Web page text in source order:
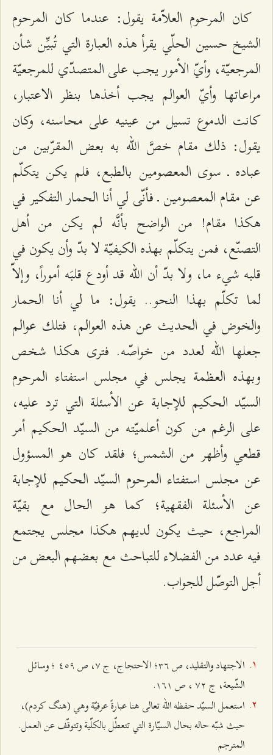
كان المرحوم العلاّمة يقول: عندما كان المرحوم
الشيخ حسين الحلّي يقرأ هذه العبارة التي تُبيِّن شأن
المرجعيّة، وأيّ الأمور يجب على المتصدّي للمرجعيّة
مراعاتها وأيّ العوالم يجب أخذها بنظر الاعتبار،
كانت الدموع تسيل من عينيه على محاسنه، وكان
يقول: ذلك مقام خصَّ الله به بعض المقرّبين من
عباده ـ سوى المعصومين بالطبع، فلم يكن يتكلّم
عن مقام المعصومين ـ فأنّى لي أنا الحمار التفكير في
هكذا مقام! من الواضح بأنَّه لم يكن من أهل
التصنّع، فمن يتكلّم بهذه الكيفيّة لا بدّ وأن يكون في
قلبه شيء ما، ولا بدّ أن الله قد أودع قلبَه أموراً، وإلاّ
لما تكلّم بهذا النحو.. يقول: ما لي أنا الحمار
والخوض في الحديث عن هذه العوالم، فتلك عوالم
جعلها الله لعدد من خواصّه. فترى هكذا شخص
وبهذه العظمة يجلس في مجلس استفتاء المرحوم
السيّد الحكيم للإجابة عن الأسئلة التي ترد عليه،
على الرغم من كون أعلميّته من السيّد الحكيم أمر
قطعي وأظهر من الشمس؛ فلقد كان هو المسؤول
عن مجلس استفتاء المرحوم السيّد الحكيم للإجابة
عن الأسئلة الفقهية؛ كما هو الحال مع بقيّة
المراجع، حيث يكون لديهم هكذا مجلس يجتمع
فيه عدد من الفضلاء للتباحث مع بعضهم البعض من
أجل التوصّل للجواب.
الاجتهاد والتقليد، ص ٣٦؛ الاحتجاج، ج ۷، ص ٤٥٩ ؛ وسائل
الشّیعة، ج ۷٢ ، ص ۱٦۱.
استعمل السيّد حفظه الله تعالى هنا عبارةً عرفيّة وهي (هنگ كردم)،
حيث شبّه حاله بحال السيّارة التي تتعطّل بالكلّية وتتوقّف عن العمل.
المترجم